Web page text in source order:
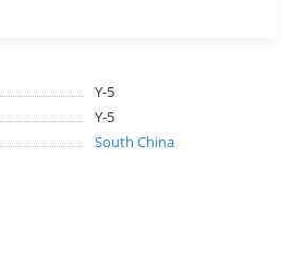
Y-5
Y-5
South China